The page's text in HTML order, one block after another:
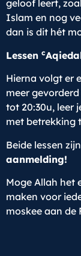
geloof leert,
Islam en nog
dan is dit hét
Lessen c
Hierna volgt er
meer
tot 20:30u, leer
met betrekking
Beide lessen
aanmelding!
Moge Allah het
maken voor
moskee aan de